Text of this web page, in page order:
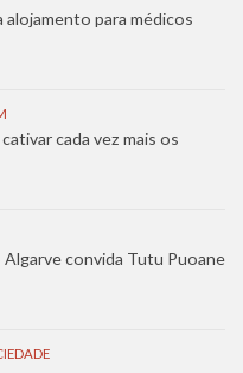
para médicos
cada vez mais os
convida Tutu Puoane